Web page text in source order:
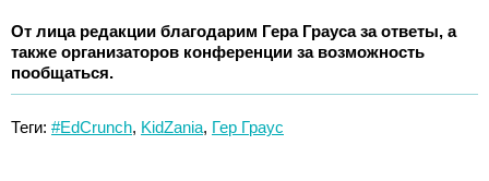
От лица редакции благодарим Гера Грауса за ответы, а
также организаторов конференции за возможность
пообщаться.
Теги: #EdCrunch, KidZania, Гер Граус